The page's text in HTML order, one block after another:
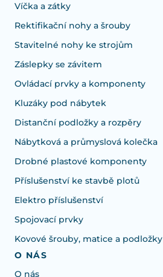
Víčka a zátky
Rektifikační nohy a šrouby
Stavitelné nohy ke strojům
Záslepky se závitem
Ovládací prvky a komponenty
Kluzáky pod nábytek
Distanční podložky a rozpěry
Nábytková a průmyslová kolečka
Drobné plastové komponenty
Příslušenství ke stavbě plotů
Elektro příslušenství
Spojovací prvky
Kovové šrouby, matice a podložky
O NÁS
O nás